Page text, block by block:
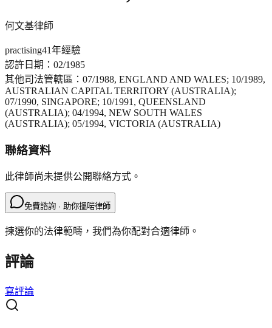
何文基律師
practising41年經驗
認許日期： 02/1985
其他司法管轄區： 07/1988, ENGLAND AND WALES; 10/1989,
AUSTRALIAN CAPITAL TERRITORY (AUSTRALIA);
07/1990, SINGAPORE; 10/1991, QUEENSLAND
(AUSTRALIA); 04/1994, NEW SOUTH WALES
(AUSTRALIA); 05/1994, VICTORIA (AUSTRALIA)
聯絡資料
此律師尚未提供公開聯絡方式。
免費諮詢 · 助你搵啱律師
揀選你的法律範疇，我們為你配對合適律師。
評論
寫評論